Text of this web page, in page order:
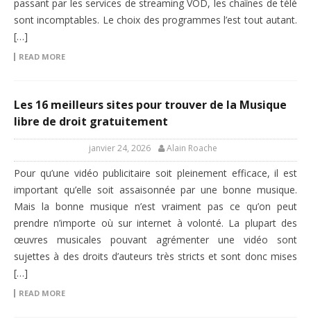
passant par les services de streaming VOD, les chaînes de télé
sont incomptables. Le choix des programmes l’est tout autant.
[…]
READ MORE
Les 16 meilleurs sites pour trouver de la Musique
libre de droit gratuitement
janvier 24, 2026 Alain Roache
Pour qu’une vidéo publicitaire soit pleinement efficace, il est
important qu’elle soit assaisonnée par une bonne musique.
Mais la bonne musique n’est vraiment pas ce qu’on peut
prendre n’importe où sur internet à volonté. La plupart des
œuvres musicales pouvant agrémenter une vidéo sont
sujettes à des droits d’auteurs très stricts et sont donc mises
[…]
READ MORE